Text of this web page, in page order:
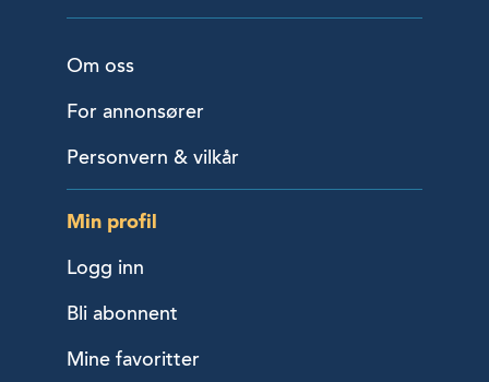
Om oss
For annonsører
Personvern & vilkår
Min profil
Logg inn
Bli abonnent
Mine favoritter